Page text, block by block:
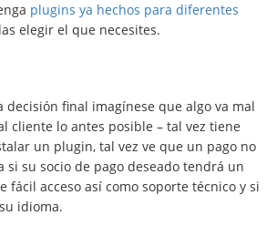
plugins ya hechos para diferentes
elegir el que necesites.
decisión final imagínese que algo va mal
cliente lo antes posible – tal vez tiene
un plugin, tal vez ve que un pago no
si su socio de pago deseado tendrá un
fácil acceso así como soporte técnico y si
idioma.